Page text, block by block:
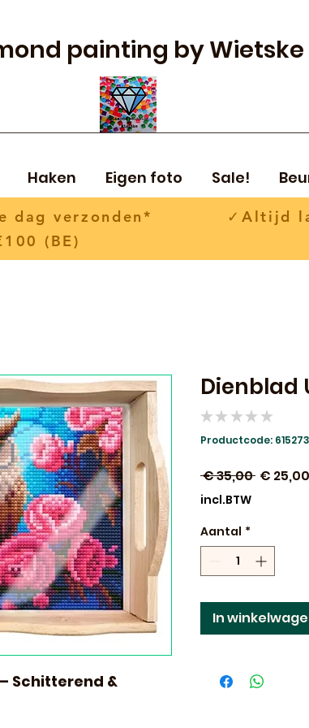
painting by Wietske
Haken Eigen foto Sale!
dag verzonden* ✓Altijd
(BE)
Schitterend &
Dienblad
★ ★ ★ ★ ★
Productcode:
€ 35,00 Normale
€ 25,00
incl.BTW
Aantal *
In